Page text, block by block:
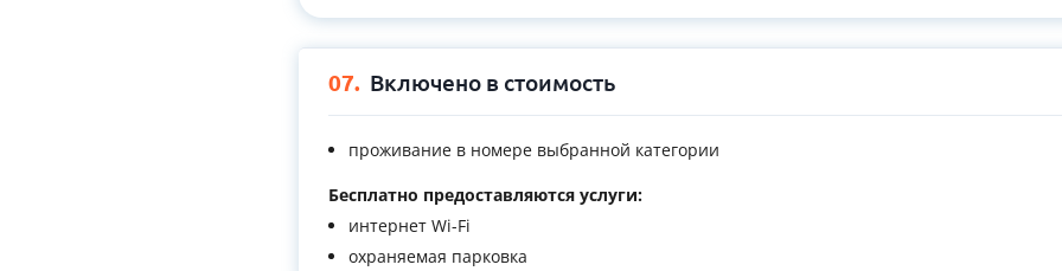
07. Включено в стоимость
проживание в номере выбранной категории
Бесплатно предоставляются услуги:
интернет Wi-Fi
охраняемая парковка